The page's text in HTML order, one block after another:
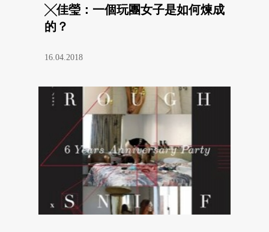
╳佳瑩：一個玩團女子是如何煉成
的？
16.04.2018